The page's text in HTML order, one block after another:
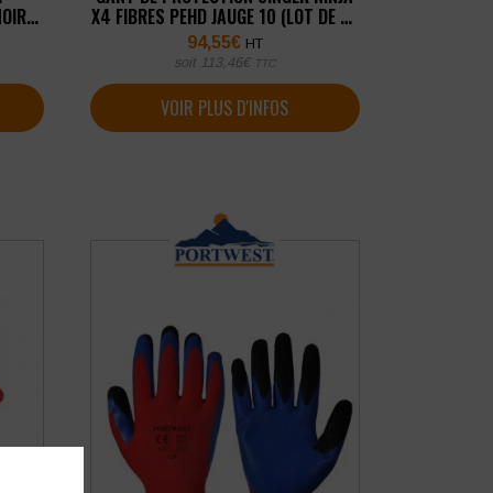
X4 FIBRES PEHD JAUGE 10 (LOT DE 10
PAIRES)
94,55€ HT
soit 113,46€ TTC
VOIR PLUS D'INFOS